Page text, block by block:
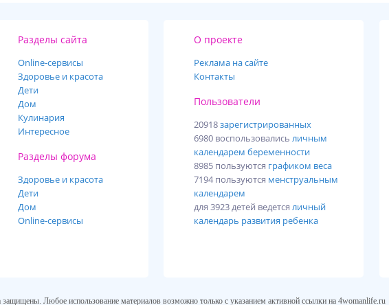
Разделы сайта
Online-cервисы
Здоровье и красота
Дети
Дом
Кулинария
Интересное
Разделы форума
Здоровье и красота
Дети
Дом
Online-сервисы
О проекте
Реклама на сайте
Контакты
Пользователи
20918зарегистрированных
6980 воспользовались личным
календарем беременности
8985 пользуются графиком веса
7194 пользуются менструальным
календарем
для 3923 детей ведется личный
календарь развития ребенка
защищены. Любое использование материалов возможно только с указанием активной ссылки на 4womanlife.ru